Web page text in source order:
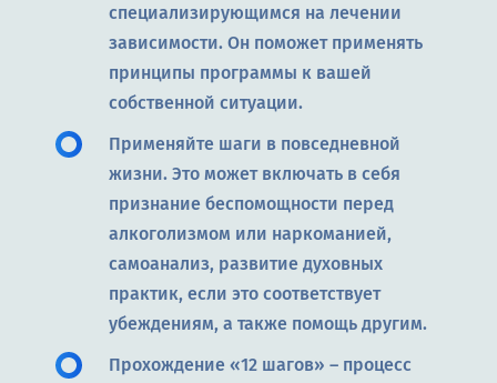
специализирующимся на лечении
зависимости. Он поможет применять
принципы программы к вашей
собственной ситуации.
Применяйте шаги в повседневной
жизни. Это может включать в себя
признание беспомощности перед
алкоголизмом или наркоманией,
самоанализ, развитие духовных
практик, если это соответствует
убеждениям, а также помощь другим.
Прохождение «12 шагов» – процесс